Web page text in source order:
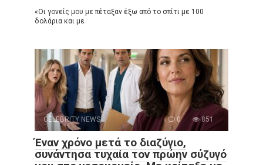
«Οι γονείς μου με πέταξαν έξω από το σπίτι με 100
δολάρια και με
CELEBRITY NEWS 0 851
Έναν χρόνο μετά το διαζύγιο,
συνάντησα τυχαία τον πρώην σύζυγό